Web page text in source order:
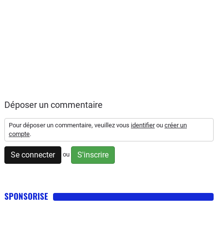
Déposer un commentaire
Pour déposer un commentaire, veuillez vous identifierou créer un
compte.
Se connecter ou S'inscrire
SPONSORISE